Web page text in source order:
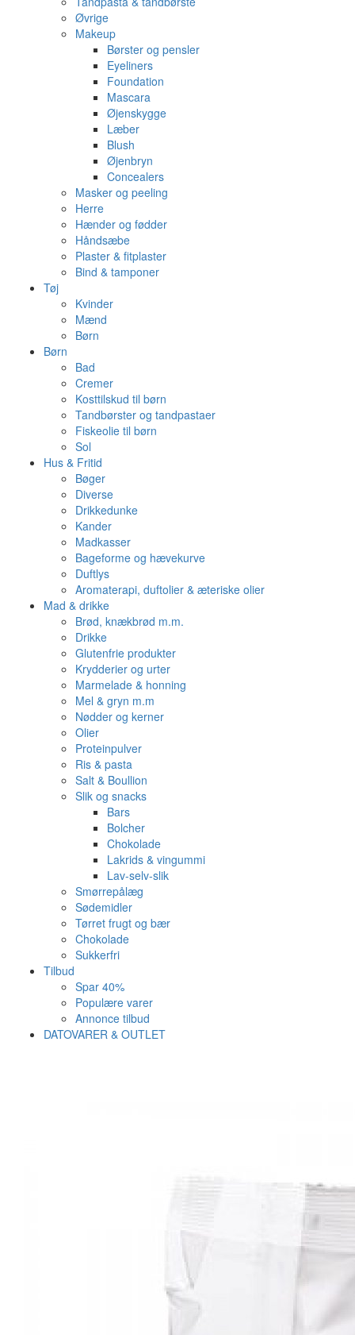
Øvrige
Makeup
Børster og pensler
Eyeliners
Foundation
Mascara
Øjenskygge
Læber
Blush
Øjenbryn
Concealers
Masker og peeling
Herre
Hænder og fødder
Håndsæbe
Plaster & fitplaster
Bind & tamponer
Tøj
Kvinder
Mænd
Børn
Børn
Bad
Cremer
Kosttilskud til børn
Tandbørster og tandpastaer
Fiskeolie til børn
Sol
Hus & Fritid
Bøger
Diverse
Drikkedunke
Kander
Madkasser
Bageforme og hævekurve
Duftlys
Aromaterapi, duftolier & æteriske olier
Mad & drikke
Brød, knækbrød m.m.
Drikke
Glutenfrie produkter
Krydderier og urter
Marmelade & honning
Mel & gryn m.m
Nødder og kerner
Olier
Proteinpulver
Ris & pasta
Salt & Boullion
Slik og snacks
Bars
Bolcher
Chokolade
Lakrids & vingummi
Lav-selv-slik
Smørrepålæg
Sødemidler
Tørret frugt og bær
Chokolade
Sukkerfri
Tilbud
Spar 40%
Populære varer
Annonce tilbud
DATOVARER & OUTLET